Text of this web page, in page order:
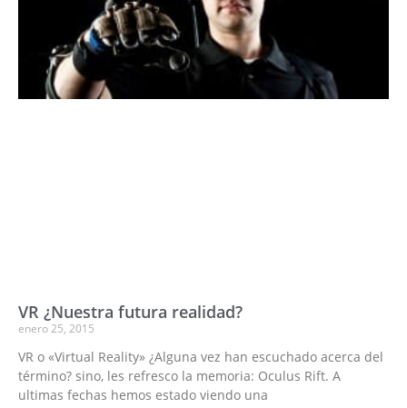
VR ¿Nuestra futura realidad?
enero 25, 2015
VR o «Virtual Reality» ¿Alguna vez han escuchado acerca del
término? sino, les refresco la memoria: Oculus Rift. A
ultimas fechas hemos estado viendo una